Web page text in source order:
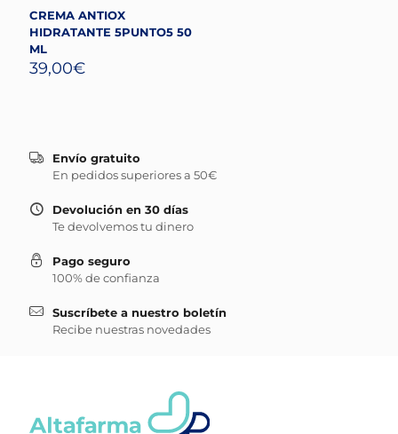
CREMA ANTIOX
HIDRATANTE 5PUNTO5 50
ML
39,00€
Envío gratuito
En pedidos superiores a 50€
Devolución en 30 días
Te devolvemos tu dinero
Pago seguro
100% de confianza
Suscríbete a nuestro boletín
Recibe nuestras novedades